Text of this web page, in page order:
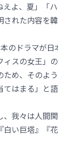
えよ、夏」「
れた内容を
のドラマが
スの女王」
ため、そのよ
はまる」と語
我々は人間
い巨塔』『